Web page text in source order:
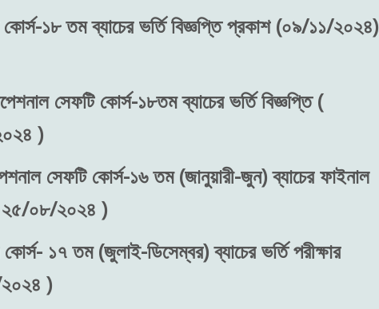
কোর্স-১৮ তম ব্যাচের ভর্তি বিজ্ঞপ্তি প্রকাশ (০৯/১১/২০২৪)
সেফটি কোর্স-১৮তম ব্যাচের ভর্তি বিজ্ঞপ্তি (
)
সেফটি কোর্স-১৬ তম (জানুয়ারী-জুন) ব্যাচের ফাইনাল
২৫/০৮/২০২৪ )
১৭ তম (জুলাই-ডিসেম্বর) ব্যাচের ভর্তি পরীক্ষার
)